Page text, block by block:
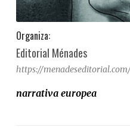
Organiza:
Editorial Ménades
https://
narrativa europea